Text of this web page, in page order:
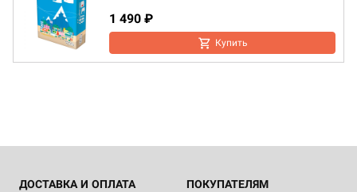
1 490 ₽
Купить
ДОСТАВКА И ОПЛАТА ПОКУПАТЕЛЯМ